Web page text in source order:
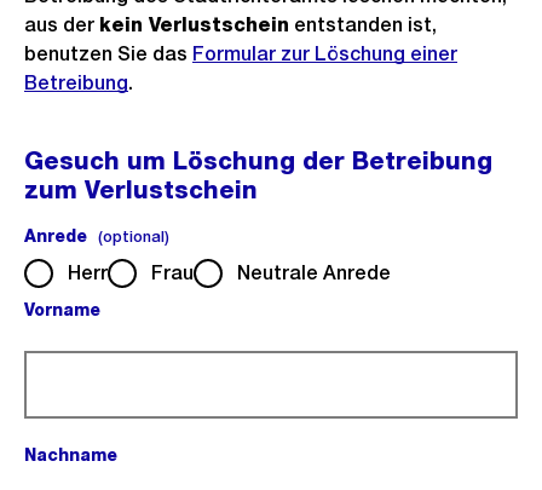
aus der kein Verlustschein entstanden ist,
benutzen Sie das Formular zur Löschung einer
Betreibung.
Gesuch um Löschung der Betreibung
zum Verlustschein
Anrede (optional)(optional).
Herr Frau Neutrale Anrede
Vorname
Nachname